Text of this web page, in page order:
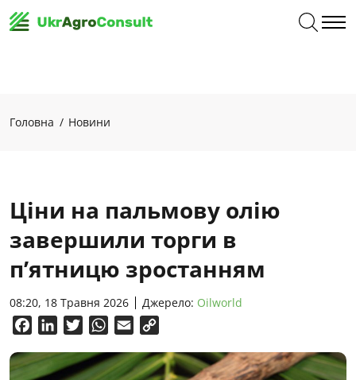
Головна Новини
Ціни на пальмову олію
завершили торги в
п’ятницю зростанням
08:20, 18 Травня 2026 Джерело: Oilworld
FacebookLinkedInTwitterWhatsApp
Email